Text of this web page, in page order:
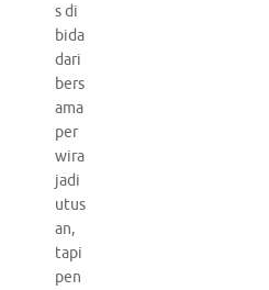
s di
bida
dari
bers
ama
per
wira
jadi
utus
an,
tapi
pen